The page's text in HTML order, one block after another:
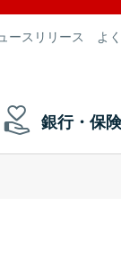
ースリリース よ
銀行・保